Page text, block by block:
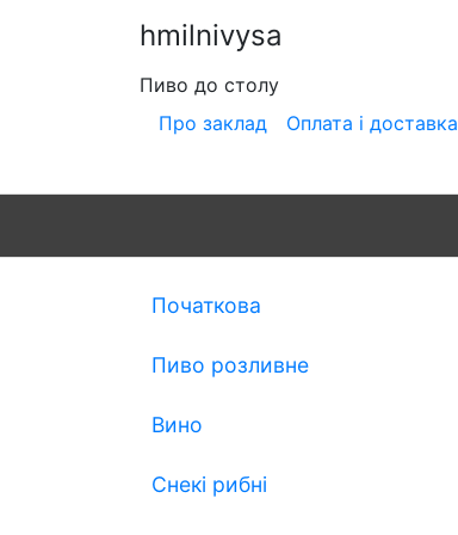
hmilnivysa
Пиво до столу
Про заклад
Оплата і доставка
Початкова
Пиво розливне
Вино
Снекі рибні